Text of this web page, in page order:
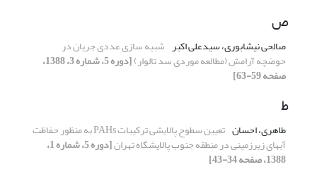
ص
صالحی نیشابوری، سیدعلی اکبر شبیه سازی عددی جریان در
حوضچه آرامش (مطالعه موردی سد تالوار) [دوره 5، شماره 3، 1388،
صفحه 59-63]
ط
طاهری، احسان تعیین سطوح پالایشی ترکیبات PAHs به منظور حفاظت
آبهای زیرزمینی در منطقه جنوب پالایشگاه تهران [دوره 5، شماره 1،
1388، صفحه 34-43]